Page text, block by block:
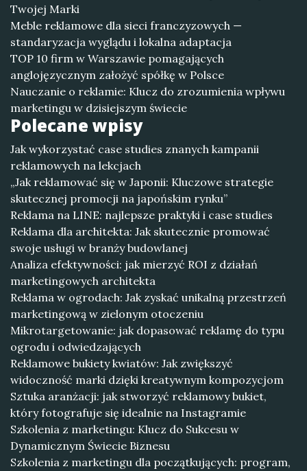
Twojej Marki
Meble reklamowe dla sieci franczyzowych —
standaryzacja wyglądu i lokalna adaptacja
TOP 10 firm w Warszawie pomagających
anglojęzycznym założyć spółkę w Polsce
Nauczanie o reklamie: Klucz do zrozumienia wpływu
marketingu w dzisiejszym świecie
Polecane wpisy
Jak wykorzystać case studies znanych kampanii
reklamowych na lekcjach
„Jak reklamować się w Japonii: Kluczowe strategie
skutecznej promocji na japońskim rynku”
Reklama na LINE: najlepsze praktyki i case studies
Reklama dla architekta: Jak skutecznie promować
swoje usługi w branży budowlanej
Analiza efektywności: jak mierzyć ROI z działań
marketingowych architekta
Reklama w ogrodach: Jak zyskać unikalną przestrzeń
marketingową w zielonym otoczeniu
Mikrotargetowanie: jak dopasować reklamę do typu
ogrodu i odwiedzających
Reklamowe bukiety kwiatów: Jak zwiększyć
widoczność marki dzięki kreatywnym kompozycjom
Sztuka aranżacji: jak stworzyć reklamowy bukiet,
który fotografuje się idealnie na Instagramie
Szkolenia z marketingu: Klucz do Sukcesu w
Dynamicznym Świecie Biznesu
Szkolenia z marketingu dla początkujących: program,